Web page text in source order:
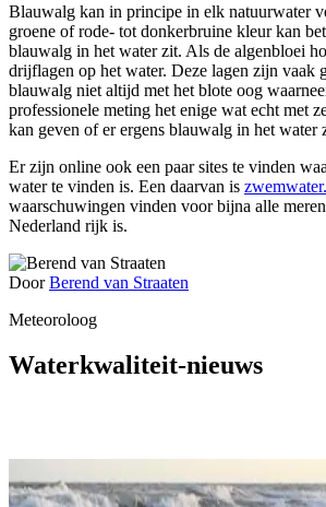
Blauwalg kan in principe in elk natuurwater
groene of rode- tot donkerbruine kleur kan
blauwalg in het water zit. Als de algenbloei
drijflagen op het water. Deze lagen zijn vaak
blauwalg niet altijd met het blote oog
professionele meting het enige wat echt met
kan geven of er ergens blauwalg in het water
Er zijn online ook een paar sites te vinden
water te vinden is. Een daarvan is
waarschuwingen vinden voor bijna alle
Nederland rijk is.
DoorBerend van Straaten
Meteoroloog
Waterkwaliteit-nieuws